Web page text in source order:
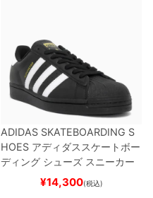
ADIDAS SKATEBOARDING S
HOES アディダススケートボー
ディング シューズ スニーカー
スーパースターSUPERSTAR A
BLACK/WHITE/WHITE
¥14,300(税込)